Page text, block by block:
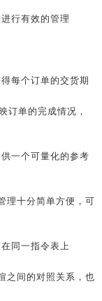
行有效的管理
每个订单的交货期
单的完成情况，
一个可量化的参考
十分简单方便，可
同一指令表上
间的对照关系，也